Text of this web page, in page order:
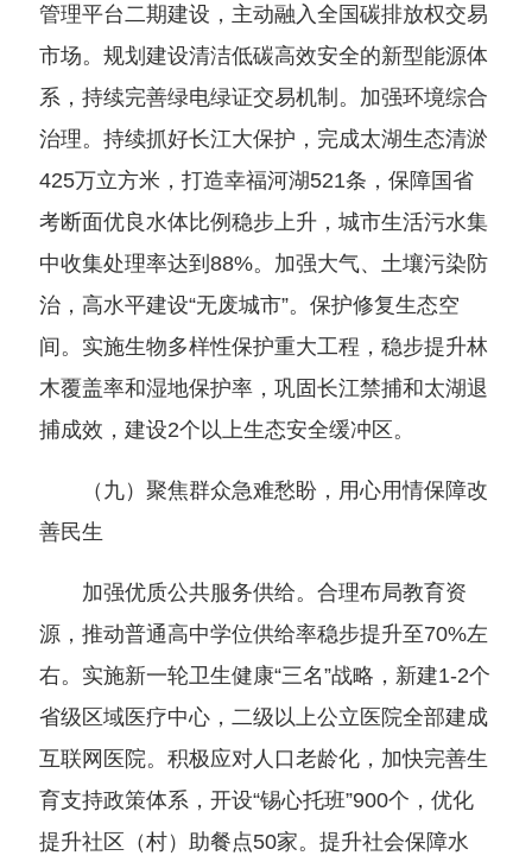
管理平台二期建设，主动融入全国碳排放权交易
市场。规划建设清洁低碳高效安全的新型能源体
系，持续完善绿电绿证交易机制。加强环境综合
治理。持续抓好长江大保护，完成太湖生态清淤
425万立方米，打造幸福河湖521条，保障国省
考断面优良水体比例稳步上升，城市生活污水集
中收集处理率达到88%。加强大气、土壤污染防
治，高水平建设“无废城市”。保护修复生态空
间。实施生物多样性保护重大工程，稳步提升林
木覆盖率和湿地保护率，巩固长江禁捕和太湖退
捕成效，建设2个以上生态安全缓冲区。
（九）聚焦群众急难愁盼，用心用情保障改
善民生
加强优质公共服务供给。合理布局教育资
源，推动普通高中学位供给率稳步提升至70%左
右。实施新一轮卫生健康“三名”战略，新建1-2个
省级区域医疗中心，二级以上公立医院全部建成
互联网医院。积极应对人口老龄化，加快完善生
育支持政策体系，开设“锡心托班”900个，优化
提升社区（村）助餐点50家。提升社会保障水